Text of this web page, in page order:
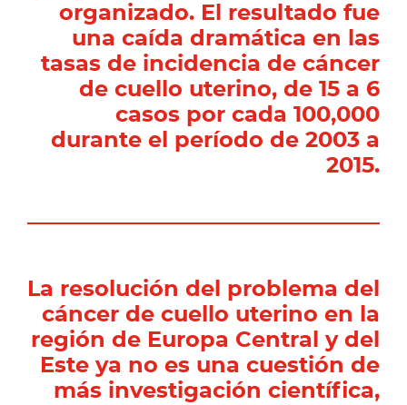
organizado. El resultado fue
una caída dramática en las
tasas de incidencia de cáncer
de cuello uterino, de 15 a 6
casos por cada 100,000
durante el período de 2003 a
2015.
La resolución del problema del
cáncer de cuello uterino en la
región de Europa Central y del
Este ya no es una cuestión de
más investigación científica,